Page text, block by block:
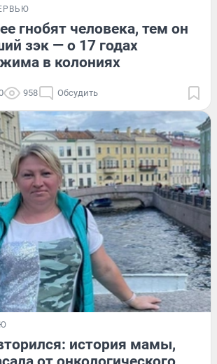
гнобят человека, тем он
зэк — о 17 годах
в колониях
958 Обсудить
история мамы,